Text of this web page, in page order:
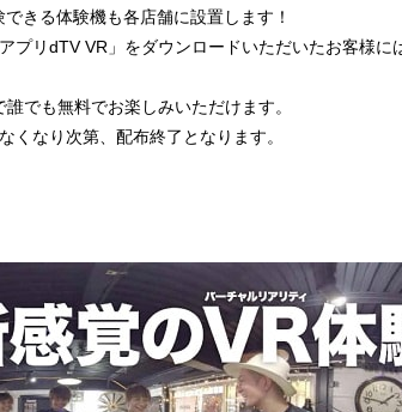
きる体験機も各店舗に設置します！
プリdTV VR」をダウンロードいただいたお客様に
でも無料でお楽しみいただけます。
くなり次第、配布終了となります。